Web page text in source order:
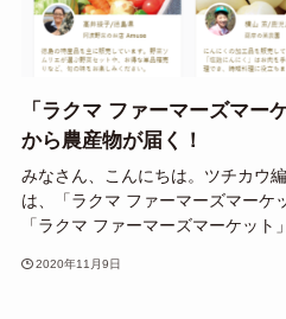
「ラクマ ファーマーズマー
から農産物が届く！
みなさん、こんにちは。ツチカウ
は、「ラクマ ファーマーズマーケ
「ラクマ ファーマーズマーケット
2020年11月9日